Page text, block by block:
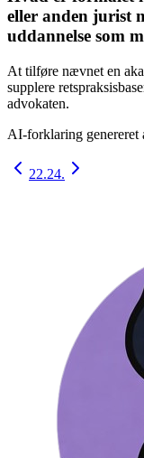
eller anden jurist
uddannelse som
At tilføre nævnet en
supplere
advokaten.
AI-forklaring genereret
22.24.